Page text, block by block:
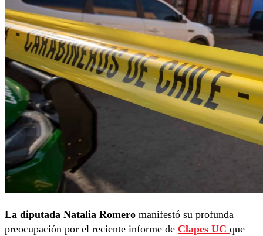
La diputada Natalia Romero manifestó su profunda
preocupación por el reciente informe de Clapes UC que